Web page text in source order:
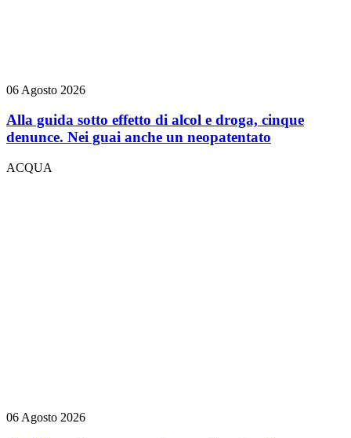
06 Agosto 2026
Alla guida sotto effetto di alcol e droga, cinque
denunce. Nei guai anche un neopatentato
ACQUA
06 Agosto 2026